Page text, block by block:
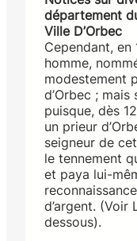
département
Ville D’Orbec
Cependant, en
homme,
modestement
d’Orbec ;
puisque, dès
un prieur
seigneur de
le tennement
et paya lui-
d’argent. (Voir
dessous).